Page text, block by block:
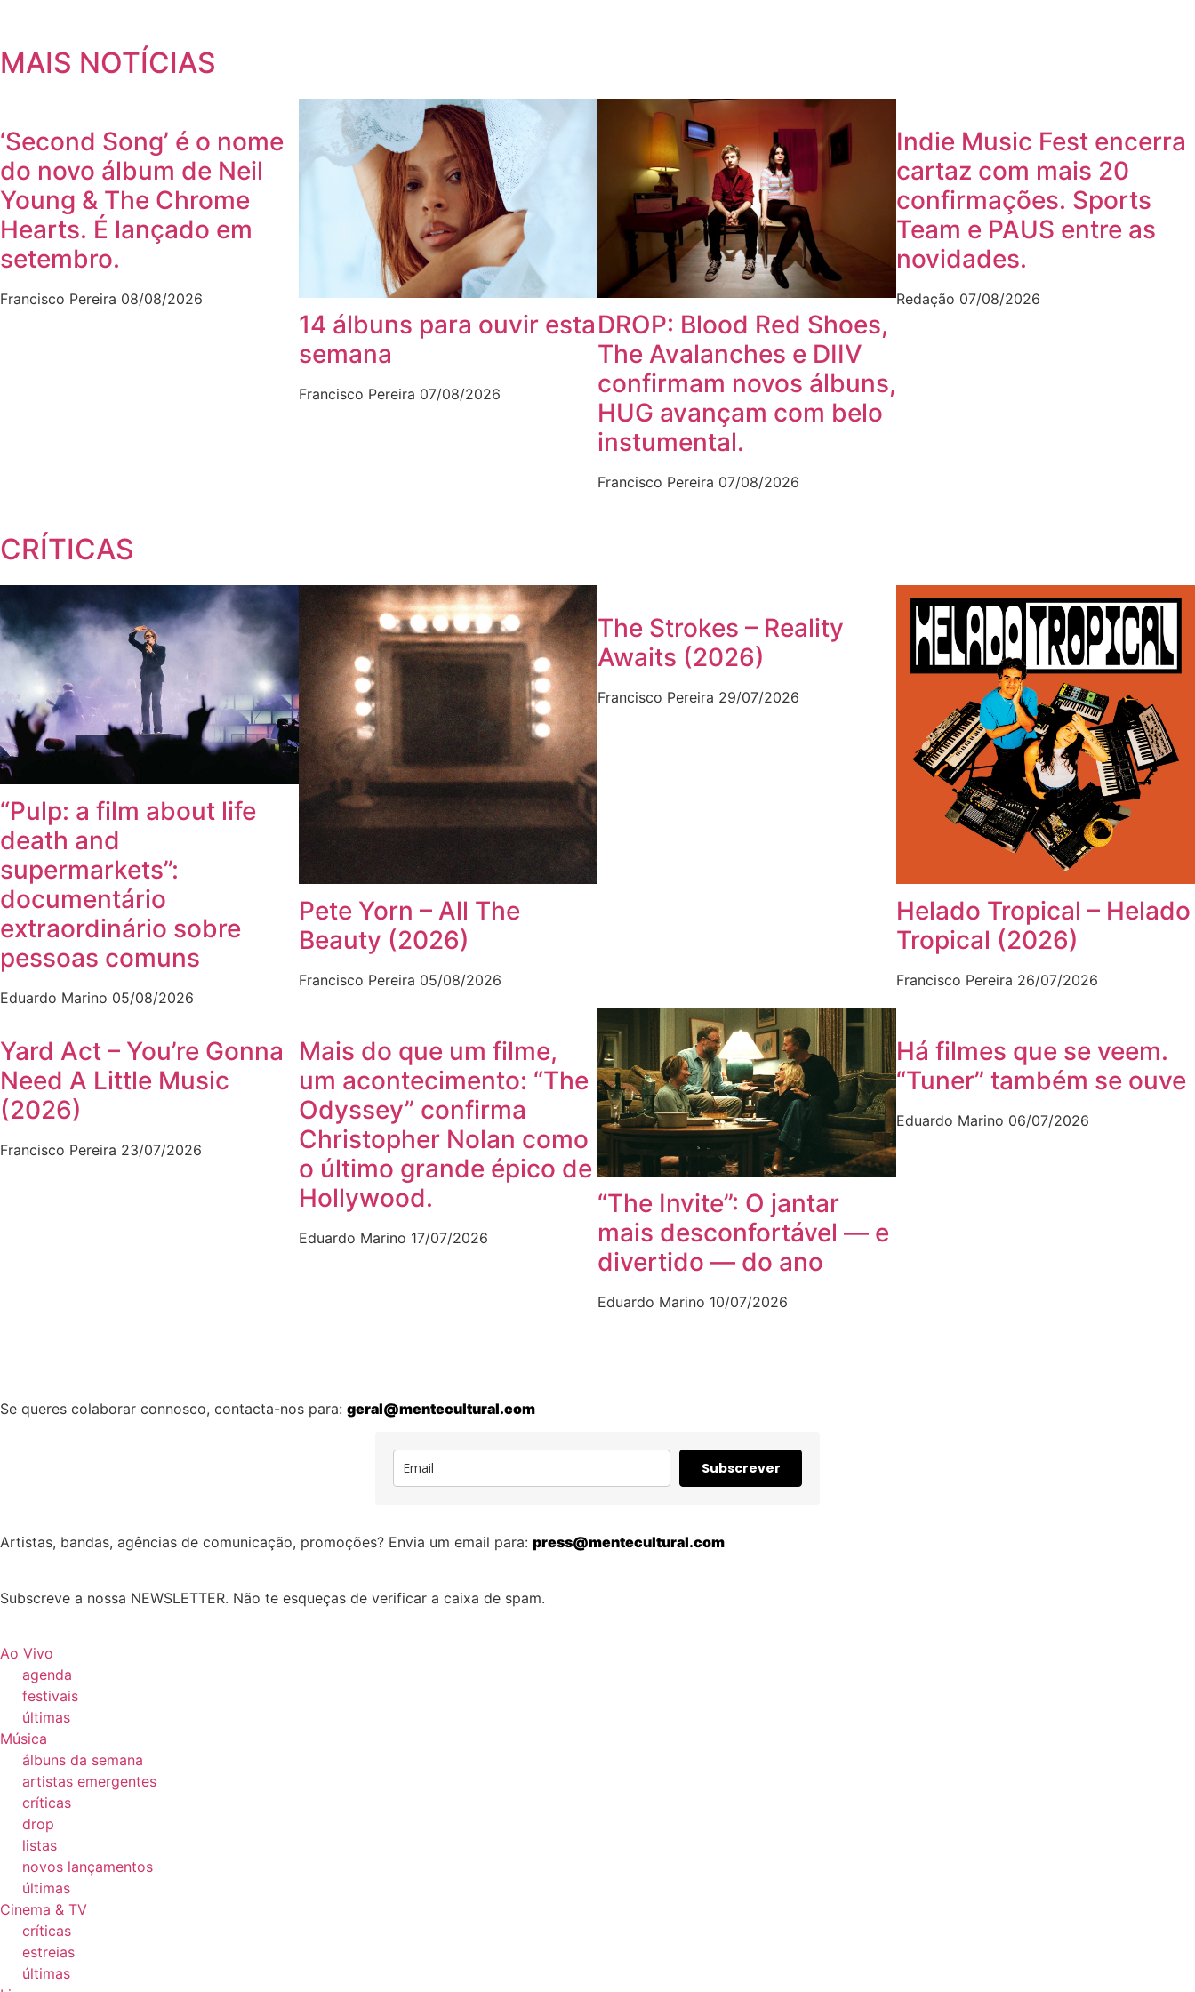
MAIS NOTÍCIAS
‘Second Song’ é o nome
do novo álbum de Neil
Young & The Chrome
Hearts. É lançado em
setembro.
Francisco Pereira 08/08/2026
14 álbuns para ouvir esta
semana
Francisco Pereira 07/08/2026
DROP: Blood Red Shoes,
The Avalanches e DIIV
confirmam novos álbuns,
HUG avançam com belo
instumental.
Francisco Pereira 07/08/2026
Indie Music Fest encerra
cartaz com mais 20
confirmações. Sports
Team e PAUS entre as
novidades.
Redação 07/08/2026
CRÍTICAS
“Pulp: a film about life
death and
supermarkets”:
documentário
extraordinário sobre
pessoas comuns
Eduardo Marino 05/08/2026
Pete Yorn – All The
Beauty (2026)
Francisco Pereira 05/08/2026
The Strokes – Reality
Awaits (2026)
Francisco Pereira 29/07/2026
Helado Tropical – Helado
Tropical (2026)
Francisco Pereira 26/07/2026
Yard Act – You’re Gonna
Need A Little Music
(2026)
Francisco Pereira 23/07/2026
Mais do que um filme,
um acontecimento: “The
Odyssey” confirma
Christopher Nolan como
o último grande épico de
Hollywood.
Eduardo Marino 17/07/2026
“The Invite”: O jantar
mais desconfortável — e
divertido — do ano
Eduardo Marino 10/07/2026
Há filmes que se veem.
“Tuner” também se ouve
Eduardo Marino 06/07/2026
Se queres colaborar connosco, contacta-nos para: geral@mentecultural.com
Subscrever
Artistas, bandas, agências de comunicação, promoções? Envia um email para: press@mentecultural.com
Subscreve a nossa NEWSLETTER. Não te esqueças de verificar a caixa de spam.
Ao Vivo
agenda
festivais
últimas
Música
álbuns da semana
artistas emergentes
críticas
drop
listas
novos lançamentos
últimas
Cinema & TV
críticas
estreias
últimas